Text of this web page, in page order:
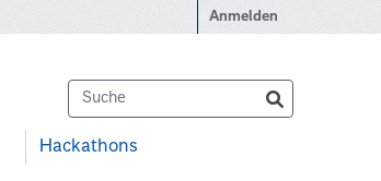
Anmelden
Hackathons